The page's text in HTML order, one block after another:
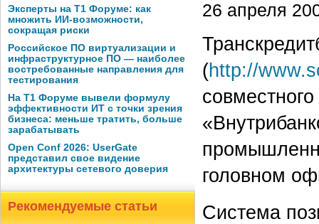
Эксперты на Т1 Форуме: как
множить ИИ-возможности,
сокращая риски
Российское ПО виртуализации и
инфраструктурное ПО — наиболее
востребованные направления для
тестирования
На Т1 Форуме вывели формулу
эффективности ИТ с точки зрения
бизнеса: меньше тратить, больше
зарабатывать
Open Conf 2026: UserGate
представил свое видение
архитектуры сетевого доверия
Рекомендуемые статьи
26 апреля
(http://
головном
Система